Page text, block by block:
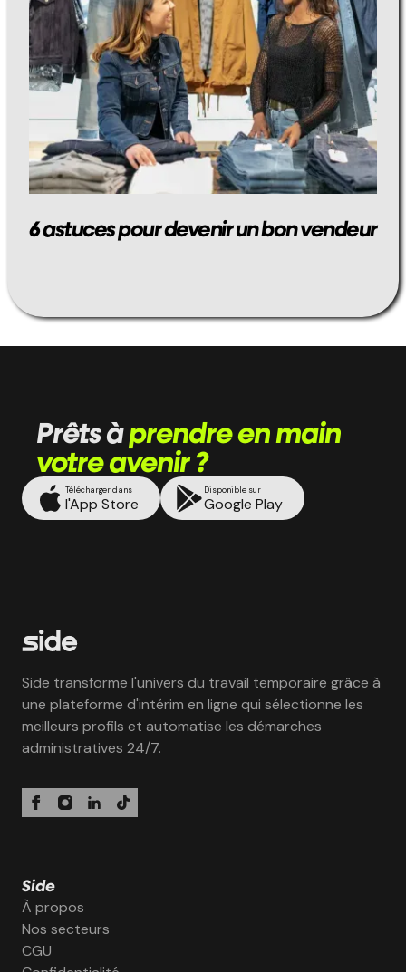
6 astuces pour devenir un bon vendeur
Prêts àprendre en main
votre avenir ?
Télécharger dans
l'App Store
Disponible sur
Google Play
Side transforme l'univers du travail temporaire grâce à
une plateforme d'intérim en ligne qui sélectionne les
meilleurs profils et automatise les démarches
administratives 24/7.
Side
À propos
Nos secteurs
CGU